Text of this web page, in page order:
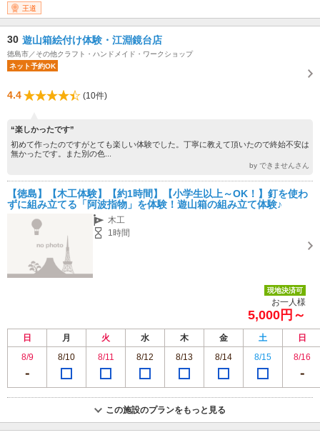
王道
30 遊山箱絵付け体験・江淵鏡台店
徳島市／その他クラフト・ハンドメイド・ワークショップ
ネット予約OK
4.4 (10件)
“楽しかったです”
初めて作ったのですがとても楽しい体験でした。丁寧に教えて頂いたので終始不安は
無かったです。また別の色...
by できませんさん
【徳島】【木工体験】【約1時間】【小学生以上～OK！】釘を使わ
ずに組み立てる「阿波指物」を体験！遊山箱の組み立て体験♪
木工
1時間
現地決済可
お一人様
5,000円～
日 月 火 水 木 金 土
日
8/9
8/10 8/11 8/12 8/13 8/14 8/15 8/16
この施設のプランをもっと見る